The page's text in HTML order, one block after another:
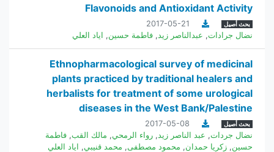
Flavonoids and Antioxidant Activity
بحث أصيل
2017-05-21
نضال جرادات, عبدالناصر زيد, فاطمة حسين, اياد العلي
Ethnopharmacological survey of medicinal
plants practiced by traditional healers and
herbalists for treatment of some urological
diseases in the West Bank/Palestine
بحث أصيل
2017-05-08
نضال جردات, عبد الناصر زيد, رواء الرمحي, مالك القب, فاطمة
حسين, زكريا حمدان, محمود مصطفى, محمد قنيبي, اياد العلي